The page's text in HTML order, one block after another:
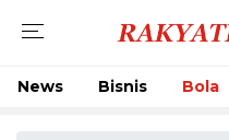
News Bisnis Bola